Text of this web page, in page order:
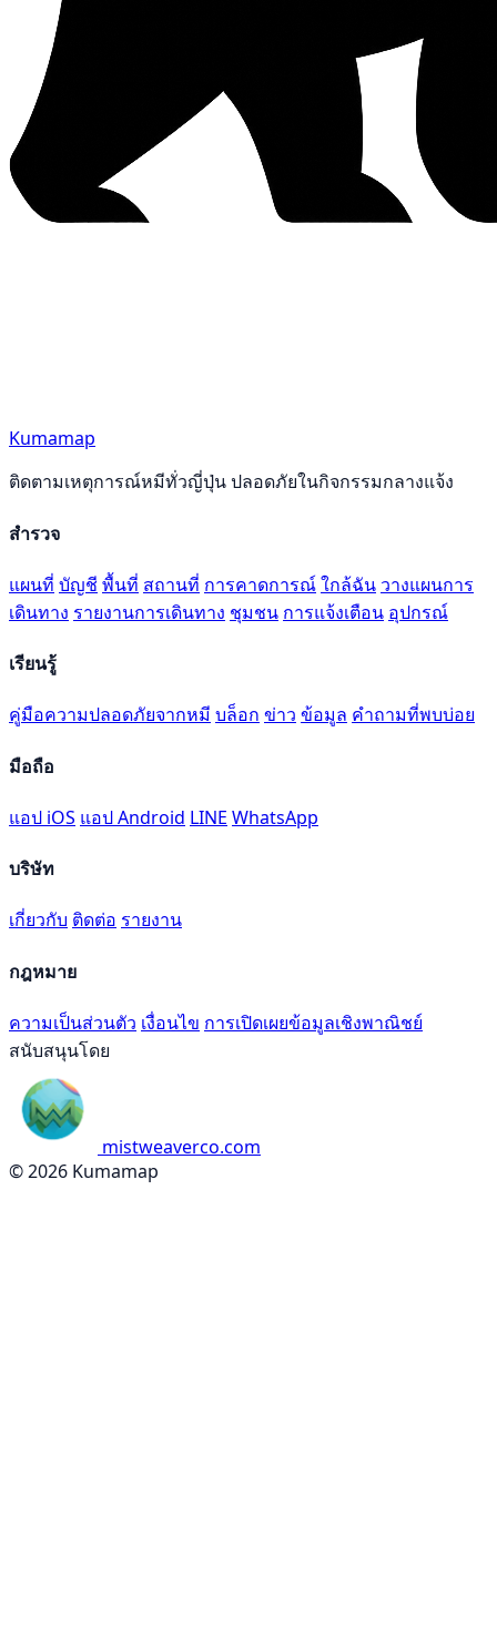
Kumamap
ติดตามเหตุการณ์หมีทั่วญี่ปุ่น ปลอดภัยในกิจกรรมกลางแจ้ง
สำรวจ
แผนที่ บัญชี พื้นที่ สถานที่ การคาดการณ์ใกล้ฉัน วางแผนการ
เดินทาง รายงานการเดินทาง ชุมชน การแจ้งเตือน อุปกรณ์
เรียนรู้
คู่มือความปลอดภัยจากหมี บล็อก ข่าว ข้อมูล คำถามที่พบบ่อย
มือถือ
แอป iOS แอป Android LINE WhatsApp
บริษัท
เกี่ยวกับ ติดต่อ รายงาน
กฎหมาย
ความเป็นส่วนตัว เงื่อนไข การเปิดเผยข้อมูลเชิงพาณิชย์
สนับสนุนโดย
mistweaverco.com
© 2026 Kumamap